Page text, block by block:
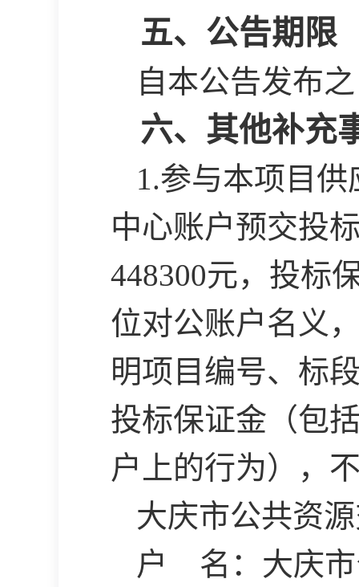
五、公告期限
自本公告发布
六、其他补充
1.参与本项目
中心账户预交投
448300元，投标
位对公账户名义
明项目编号、标
投标保证金（包
户上的行为），
大庆市公共资
户
名：大庆